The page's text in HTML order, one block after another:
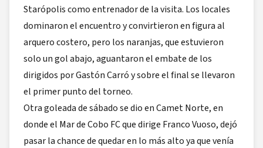
Starópolis como entrenador de la visita. Los locales
dominaron el encuentro y convirtieron en figura al
arquero costero, pero los naranjas, que estuvieron
solo un gol abajo, aguantaron el embate de los
dirigidos por Gastón Carró y sobre el final se llevaron
el primer punto del torneo.
Otra goleada de sábado se dio en Camet Norte, en
donde el Mar de Cobo FC que dirige Franco Vuoso, dejó
pasar la chance de quedar en lo más alto ya que venía